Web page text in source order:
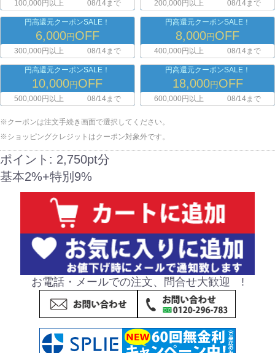
100,000円以上 08/14まで 200,000円以上 08/14まで
円高還元クーポンSALE！
6,000円OFF
300,000円以上 08/14まで
円高還元クーポンSALE！
8,000円OFF
400,000円以上 08/14まで
円高還元クーポンSALE！
10,000円OFF
500,000円以上 08/14まで
円高還元クーポンSALE！
18,000円OFF
600,000円以上 08/14まで
※クーポンは注文手続き画面で選択してください。
※ショッピングクレジットはクーポン対象外です。
ポイント: 2,750pt分
基本2%+特別9%
お電話・メールでの注文、問合せ大歓迎 !